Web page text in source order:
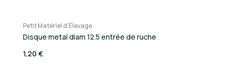
Petit Matériel d'Élevage
Disque metal diam 12.5 entrée de ruche
1,20 €